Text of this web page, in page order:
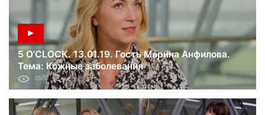
5 O’CLOCK. 13.01.19. Гость Марина Анфилова.
Тема: Кожные заболевания
3500